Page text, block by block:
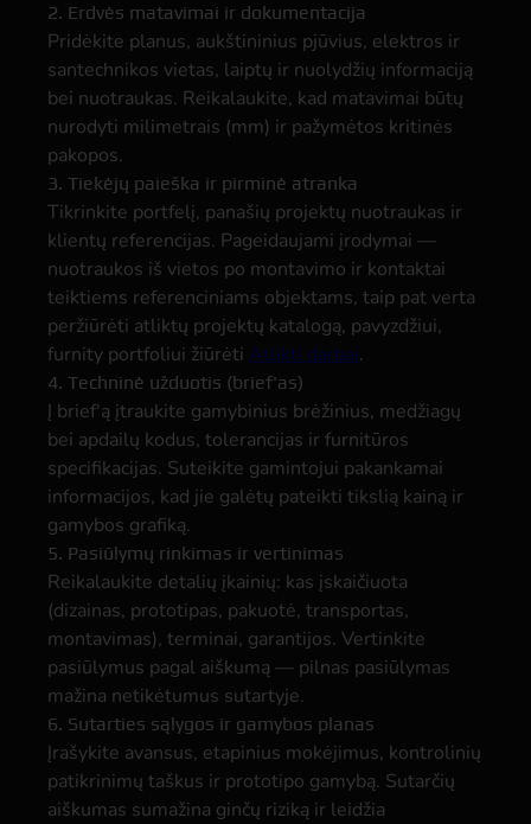
2. Erdvės matavimai ir dokumentacija
Pridėkite planus, aukštininius pjūvius, elektros ir
santechnikos vietas, laiptų ir nuolydžių informaciją
bei nuotraukas. Reikalaukite, kad matavimai būtų
nurodyti milimetrais (mm) ir pažymėtos kritinės
pakopos.
3. Tiekėjų paieška ir pirminė atranka
Tikrinkite portfelį, panašių projektų nuotraukas ir
klientų referencijas. Pageidaujami įrodymai —
nuotraukos iš vietos po montavimo ir kontaktai
teiktiems referenciniams objektams, taip pat verta
peržiūrėti atliktų projektų katalogą, pavyzdžiui,
furnity portfoliui žiūrėti Atlikti darbai.
4. Techninė užduotis (brief'as)
Į brief'ą įtraukite gamybinius brėžinius, medžiagų
bei apdailų kodus, tolerancijas ir furnitūros
specifikacijas. Suteikite gamintojui pakankamai
informacijos, kad jie galėtų pateikti tikslią kainą ir
gamybos grafiką.
5. Pasiūlymų rinkimas ir vertinimas
Reikalaukite detalių įkainių: kas įskaičiuota
(dizainas, prototipas, pakuotė, transportas,
montavimas), terminai, garantijos. Vertinkite
pasiūlymus pagal aiškumą — pilnas pasiūlymas
mažina netikėtumus sutartyje.
6. Sutarties sąlygos ir gamybos planas
Įrašykite avansus, etapinius mokėjimus, kontrolinių
patikrinimų taškus ir prototipo gamybą. Sutarčių
aiškumas sumažina ginčų riziką ir leidžia